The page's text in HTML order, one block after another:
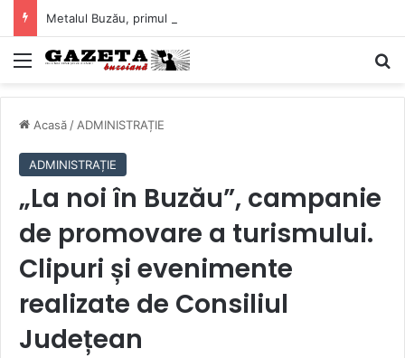
Mediu
Acasă / ADMINISTRAȚIE
ADMINISTRAȚIE
„La noi în Buzău”, campanie
de promovare a turismului.
Clipuri și evenimente
realizate de Consiliul
Județean